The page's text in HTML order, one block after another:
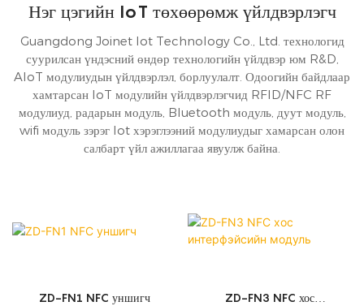
Нэг цэгийн IoT төхөөрөмж үйлдвэрлэгч
Guangdong Joinet Iot Technology Co., Ltd. технологид
суурилсан үндэсний өндөр технологийн үйлдвэр юм R&D,
AIoT модулиудын үйлдвэрлэл, борлуулалт. Одоогийн байдлаар
хамтарсан IoT модулийн үйлдвэрлэгчид RFID/NFC RF
модулиуд, радарын модуль, Bluetooth модуль, дуут модуль,
wifi модуль зэрэг Iot хэрэглээний модулиудыг хамарсан олон
салбарт үйл ажиллагаа явуулж байна.
ZD-FN1 NFC уншигч
ZD-FN3 NFC хос